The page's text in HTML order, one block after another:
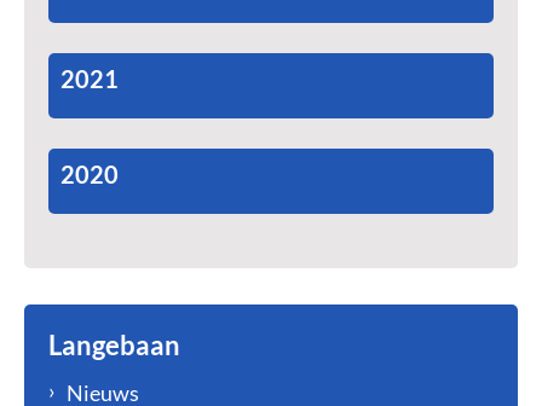
2021
2020
Langebaan
Nieuws